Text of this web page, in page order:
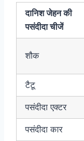
दानिश जेहन की
पसंदीदा चीजें
शौक
टैटू
पसंदीदा एक्टर
पसंदीदा कार